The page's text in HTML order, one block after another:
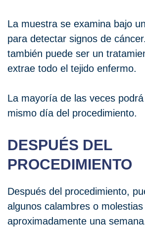
La muestra se examina bajo
para detectar signos de
también puede ser un
extrae todo el tejido enfermo.
La mayoría de las veces
mismo día del procedimiento.
DESPUÉS DEL
PROCEDIMIENTO
Después del procedimiento,
algunos calambres o
aproximadamente una